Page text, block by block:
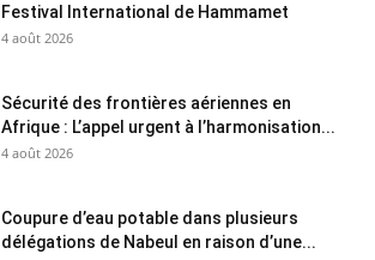
Festival International de Hammamet
4 août 2026
Sécurité des frontières aériennes en
Afrique : L’appel urgent à l’harmonisation...
4 août 2026
Coupure d’eau potable dans plusieurs
délégations de Nabeul en raison d’une...